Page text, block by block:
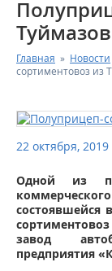
КАТАЛОГ
ЗАПАСНЫЕ ЧАСТИ
ФИНАНСОВЫЙ
ФОТОГАЛЕРЕЯ
Туймазов
Главная » Новости
сортиментовоз из
22 октября, 2019
Одной из
состоявшейся
завод
предприятия